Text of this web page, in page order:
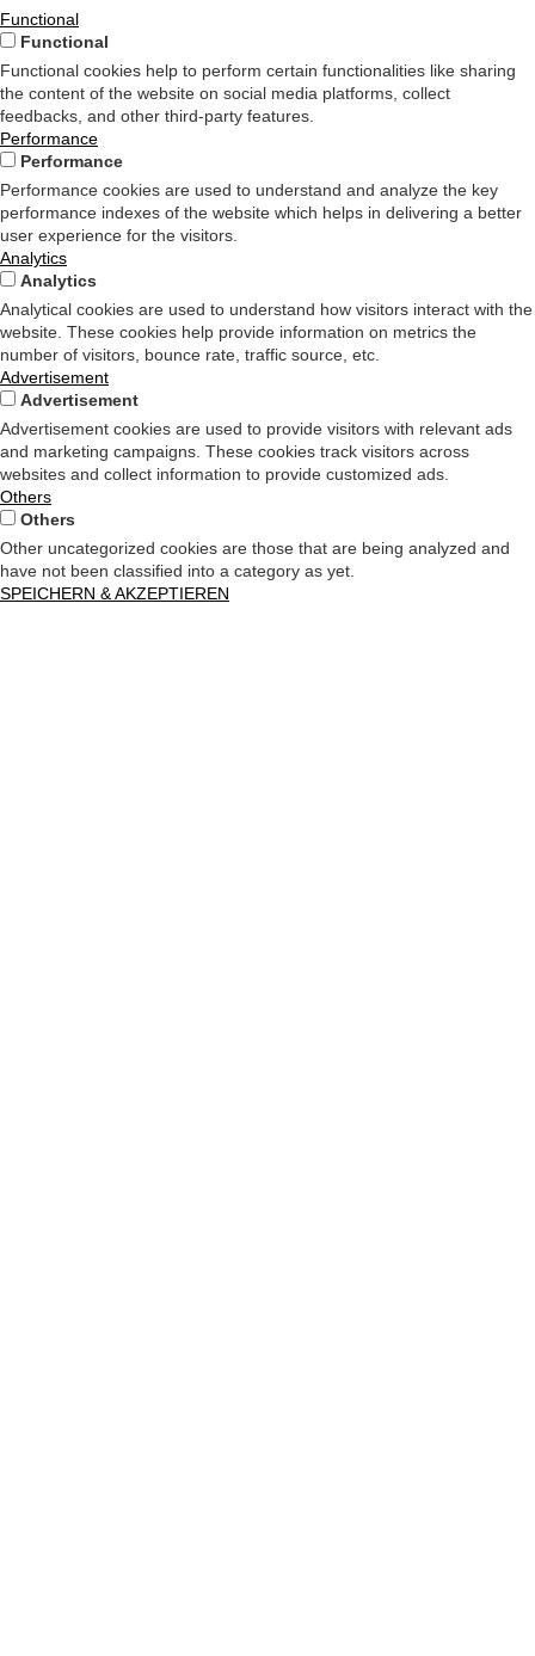
Functional
Functional
Functional cookies help to perform certain functionalities like sharing
the content of the website on social media platforms, collect
feedbacks, and other third-party features.
Performance
Performance
Performance cookies are used to understand and analyze the key
performance indexes of the website which helps in delivering a better
user experience for the visitors.
Analytics
Analytics
Analytical cookies are used to understand how visitors interact with the
website. These cookies help provide information on metrics the
number of visitors, bounce rate, traffic source, etc.
Advertisement
Advertisement
Advertisement cookies are used to provide visitors with relevant ads
and marketing campaigns. These cookies track visitors across
websites and collect information to provide customized ads.
Others
Others
Other uncategorized cookies are those that are being analyzed and
have not been classified into a category as yet.
SPEICHERN & AKZEPTIEREN